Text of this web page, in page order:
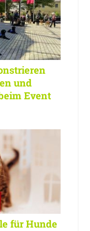
und
Event
für Hunde